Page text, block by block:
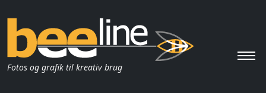
Fotos og grafik til kreativ brug